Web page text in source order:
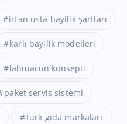
irfan usta bayilik şartları
karlı bayilik modelleri
lahmacun konsepti
paket servis sistemi
türk gıda markaları